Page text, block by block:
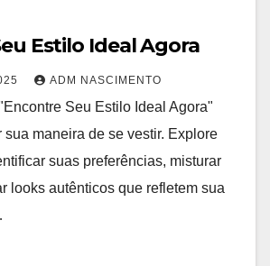
Estilo Ideal Agora
ADM NASCIMENTO
Seu Estilo Ideal Agora"
sua maneira de se vestir. Explore
suas preferências, misturar
looks autênticos que refletem sua